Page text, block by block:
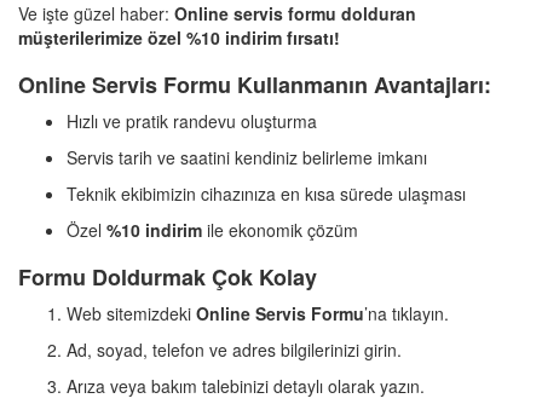
Ve işte güzel haber: Online servis formu dolduran
müşterilerimize özel %10 indirim fırsatı!
Online Servis Formu Kullanmanın Avantajları:
Hızlı ve pratik randevu oluşturma
Servis tarih ve saatini kendiniz belirleme imkanı
Teknik ekibimizin cihazınıza en kısa sürede ulaşması
Özel %10 indirim ile ekonomik çözüm
Formu Doldurmak Çok Kolay
Web sitemizdeki Online Servis Formu’na tıklayın.
Ad, soyad, telefon ve adres bilgilerinizi girin.
Arıza veya bakım talebinizi detaylı olarak yazın.